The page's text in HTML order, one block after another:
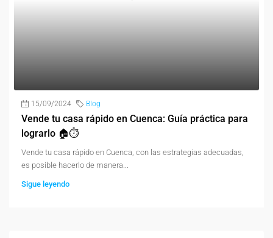
15/09/2024 Blog
Vende tu casa rápido en Cuenca: Guía práctica para
lograrlo 🏠⏱️
Vende tu casa rápido en Cuenca, con las estrategias adecuadas,
es posible hacerlo de manera...
Sigue leyendo